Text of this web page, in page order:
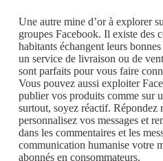
Une autre mine d’or à explorer
groupes Facebook. Il existe des
habitants échangent leurs
un service de livraison ou de
sont parfaits pour vous faire
Vous pouvez aussi exploiter
publier vos produits comme sur
surtout, soyez réactif. Répondez
personnalisez vos messages et
dans les commentaires et les
communication humanise votre
abonnés en consommateurs.